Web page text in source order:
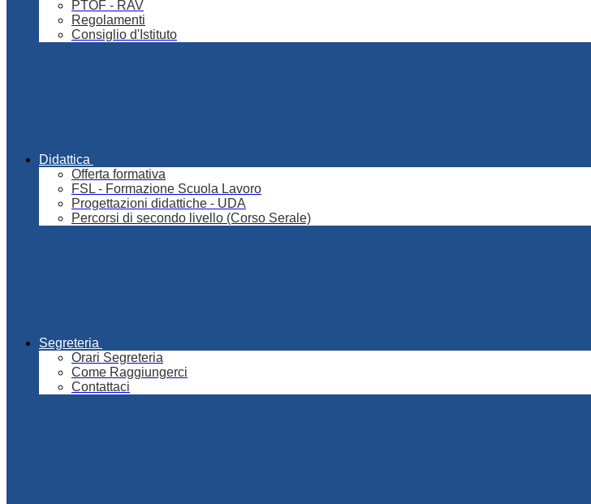
PTOF - RAV
Regolamenti
Consiglio d'Istituto
Didattica
Offerta formativa
FSL - Formazione Scuola Lavoro
Progettazioni didattiche - UDA
Percorsi di secondo livello (Corso Serale)
Segreteria
Orari Segreteria
Come Raggiungerci
Contattaci